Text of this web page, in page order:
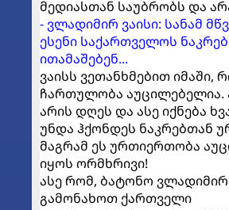
მედიასთან საუბრობს და
- ვლადიმირ ვაისი: სანამ
ესენი საქართველოს
ითამაშებენ...
ვაისს ვეთანხმებით იმაში,
ჩართულობა აუცილებელია.
არის დღეს და ასე იქნება
უნდა ჰქონდეს ნაკრებთან
მაგრამ ეს ურთიერთობა
იყოს ორმხრივი!
ასე რომ, ბატონო
გამონახოთ ქართველი